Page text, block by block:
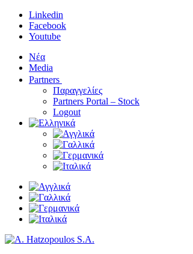
Linkedin
Facebook
Youtube
Νέα
Media
Partners
Παραγγελίες
Partners Portal – Stock
Logout